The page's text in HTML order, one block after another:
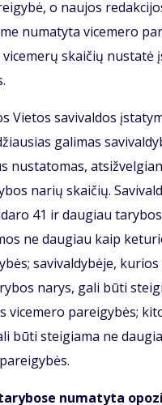
o naujos
numatyta vicemero
vicemerų skaičių nustatė
Vietos savivaldos
galimas
nustatomas,
narių skaičių.
41 ir daugiau
ne daugiau kaip
savivaldybėje,
narys, gali būti
vicemero pareigybės;
būti steigiama ne
numatyta